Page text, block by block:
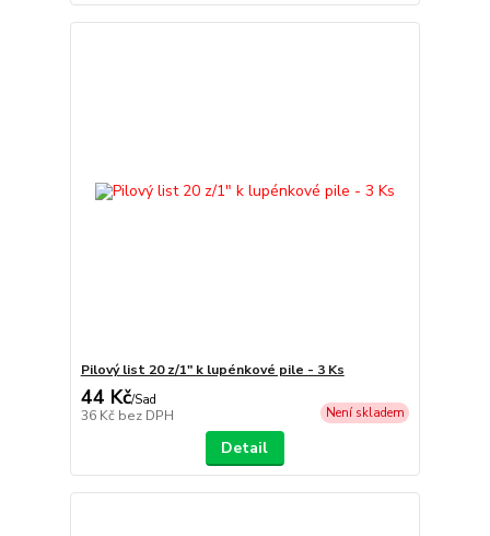
Pilový list 20 z/1" k lupénkové pile - 3 Ks
44 Kč/Sad
36 Kč bez DPH Není skladem
Detail